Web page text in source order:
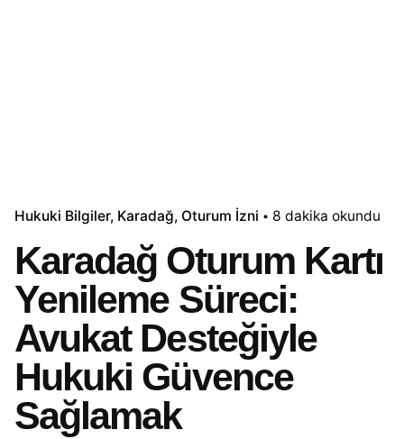
Hukuki Bilgiler Karadağ Oturum İzni 8 dakika okundu
Karadağ Oturum Kartı
Yenileme Süreci:
Avukat Desteğiyle
Hukuki Güvence
Sağlamak